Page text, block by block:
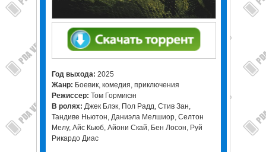
Год выхода: 2025
Жанр: Боевик, комедия, приключения
Режиссер: Том Гормикэн
В ролях: Джек Блэк, Пол Радд, Стив Зан,
Тандиве Ньютон, Даниэла Мелшиор, Селтон
Мелу, Айс Кьюб, Айони Скай, Бен Лосон, Руй
Рикардо Диас